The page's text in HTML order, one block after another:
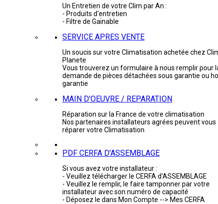
Un Entretien de votre Clim par An :
- Produits d'entretien
- Filtre de Gainable
SERVICE APRES VENTE
Un soucis sur votre Climatisation achetée chez
Planete
Vous trouverez un formulaire à nous remplir pour
demande de pièces détachées sous garantie ou
garantie
MAIN D'OEUVRE / REPARATION
Réparation sur la France de votre climatisation
Nos partenaires installateurs agrées peuvent vous
réparer votre Climatisation
PDF CERFA D'ASSEMBLAGE
Si vous avez votre installateur :
- Veuillez télécharger le CERFA d'ASSEMBLAGE
- Veuillez le remplir, le faire tamponner par votre
installateur avec son numéro de capacité
- Déposez le dans Mon Compte --> Mes CERFA